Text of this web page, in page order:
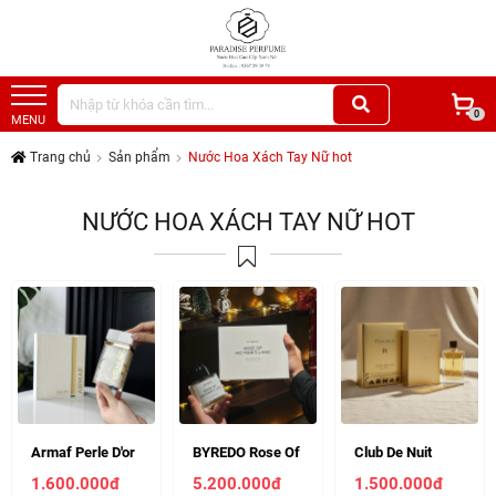
MENU 0
Trang chủ Sản phẩm Nước Hoa Xách Tay Nữ hot
NƯỚC HOA XÁCH TAY NỮ HOT
Armaf Perle D'or
EDP 75ml (Chiết
1.600.000đ
BYREDO Rose Of
No Man's Land
5.200.000đ
Club De Nuit
Precieux IV
1.500.000đ